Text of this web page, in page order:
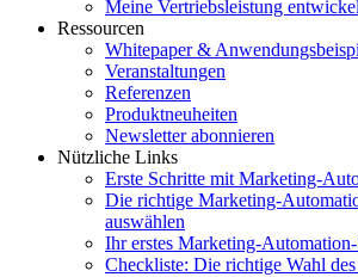
Meine Vertriebsleistung
Ressourcen
Whitepaper &
Veranstaltungen
Referenzen
Produktneuheiten
Newsletter abonnieren
Nützliche Links
Erste Schritte mit Marketing-
Die richtige Marketing-
auswählen
Ihr erstes Marketing-
Checkliste: Die richtige Wahl